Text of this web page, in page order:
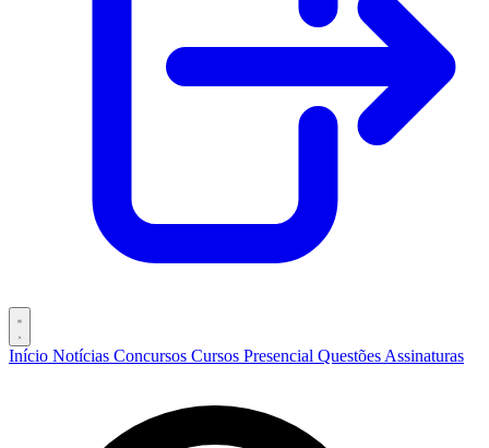
Início Notícias Concursos Cursos Presencial Questões Assinaturas